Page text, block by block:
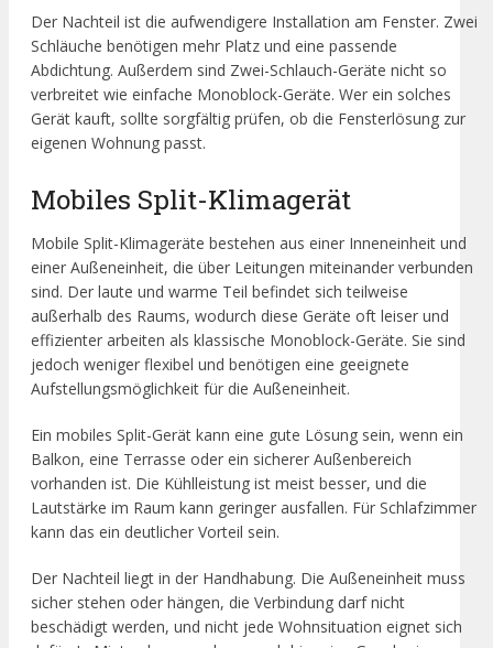
Der Nachteil ist die aufwendigere Installation am Fenster. Zwei
Schläuche benötigen mehr Platz und eine passende
Abdichtung. Außerdem sind Zwei-Schlauch-Geräte nicht so
verbreitet wie einfache Monoblock-Geräte. Wer ein solches
Gerät kauft, sollte sorgfältig prüfen, ob die Fensterlösung zur
eigenen Wohnung passt.
Mobiles Split-Klimagerät
Mobile Split-Klimageräte bestehen aus einer Inneneinheit und
einer Außeneinheit, die über Leitungen miteinander verbunden
sind. Der laute und warme Teil befindet sich teilweise
außerhalb des Raums, wodurch diese Geräte oft leiser und
effizienter arbeiten als klassische Monoblock-Geräte. Sie sind
jedoch weniger flexibel und benötigen eine geeignete
Aufstellungsmöglichkeit für die Außeneinheit.
Ein mobiles Split-Gerät kann eine gute Lösung sein, wenn ein
Balkon, eine Terrasse oder ein sicherer Außenbereich
vorhanden ist. Die Kühlleistung ist meist besser, und die
Lautstärke im Raum kann geringer ausfallen. Für Schlafzimmer
kann das ein deutlicher Vorteil sein.
Der Nachteil liegt in der Handhabung. Die Außeneinheit muss
sicher stehen oder hängen, die Verbindung darf nicht
beschädigt werden, und nicht jede Wohnsituation eignet sich